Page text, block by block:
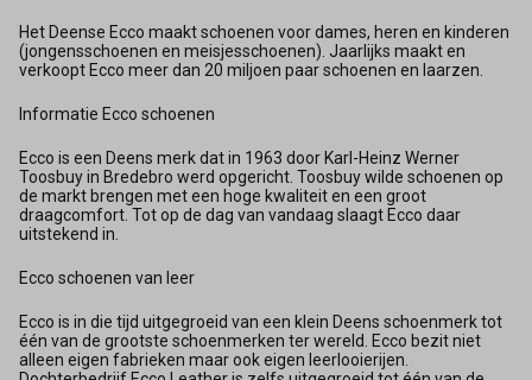
Het Deense Ecco maakt schoenen voor dames, heren en kinderen
(jongensschoenen en meisjesschoenen). Jaarlijks maakt en
verkoopt Ecco meer dan 20 miljoen paar schoenen en laarzen.
Informatie Ecco schoenen
Ecco is een Deens merk dat in 1963 door Karl-Heinz Werner
Toosbuy in Bredebro werd opgericht. Toosbuy wilde schoenen op
de markt brengen met een hoge kwaliteit en een groot
draagcomfort. Tot op de dag van vandaag slaagt Ecco daar
uitstekend in.
Ecco schoenen van leer
Ecco is in die tijd uitgegroeid van een klein Deens schoenmerk tot
één van de grootste schoenmerken ter wereld. Ecco bezit niet
alleen eigen fabrieken maar ook eigen leerlooierijen.